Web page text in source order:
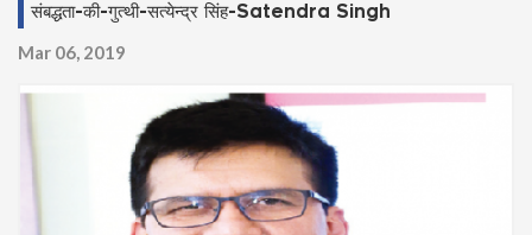
संबद्धता-की-गुत्थी-सत्येन्द्र सिंह-Satendra Singh
Mar 06, 2019